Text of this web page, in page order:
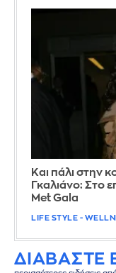
Και πάλι στην
Γκαλιάνο: Στο
Met Gala
LIFE STYLE -
ΔΙΑΒΑΣΤΕ